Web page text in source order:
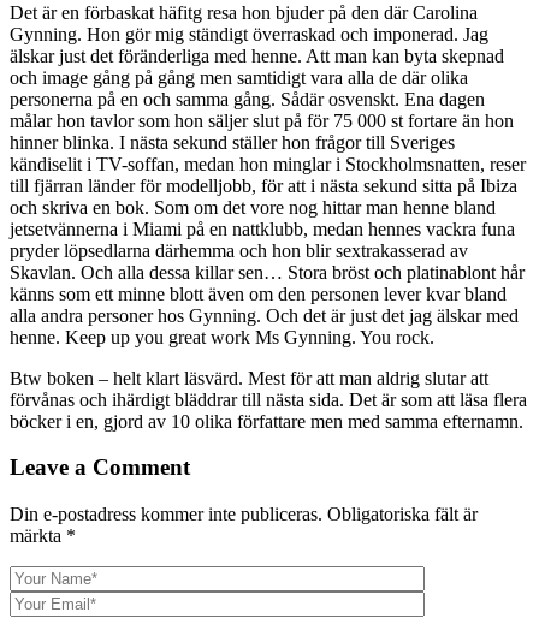
Det är en förbaskat häfitg resa hon bjuder på den där Carolina
Gynning. Hon gör mig ständigt överraskad och imponerad. Jag
älskar just det föränderliga med henne. Att man kan byta skepnad
och image gång på gång men samtidigt vara alla de där olika
personerna på en och samma gång. Sådär osvenskt. Ena dagen
målar hon tavlor som hon säljer slut på för 75 000 st fortare än hon
hinner blinka. I nästa sekund ställer hon frågor till Sveriges
kändiselit i TV-soffan, medan hon minglar i Stockholmsnatten, reser
till fjärran länder för modelljobb, för att i nästa sekund sitta på Ibiza
och skriva en bok. Som om det vore nog hittar man henne bland
jetsetvännerna i Miami på en nattklubb, medan hennes vackra funa
pryder löpsedlarna därhemma och hon blir sextrakasserad av
Skavlan. Och alla dessa killar sen… Stora bröst och platinablont hår
känns som ett minne blott även om den personen lever kvar bland
alla andra personer hos Gynning. Och det är just det jag älskar med
henne. Keep up you great work Ms Gynning. You rock.
Btw boken – helt klart läsvärd. Mest för att man aldrig slutar att
förvånas och ihärdigt bläddrar till nästa sida. Det är som att läsa flera
böcker i en, gjord av 10 olika författare men med samma efternamn.
Leave a Comment
Din e-postadress kommer inte publiceras. Obligatoriska fält är
märkta *